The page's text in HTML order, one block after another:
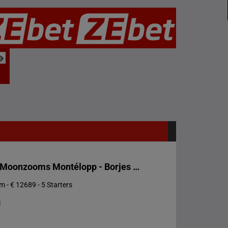
Prix Simb Moonzooms Montélopp - Borjes I Tingsryd - Nu Blir Det Travera
- € 12689 - 5 Starters